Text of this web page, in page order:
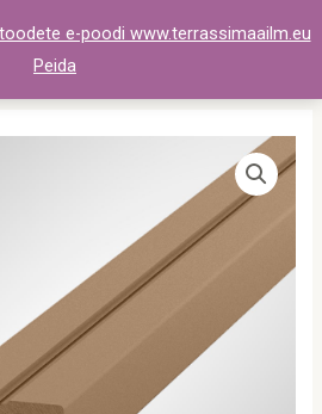
e-poodi www.terrassimaailm.eu
Peida